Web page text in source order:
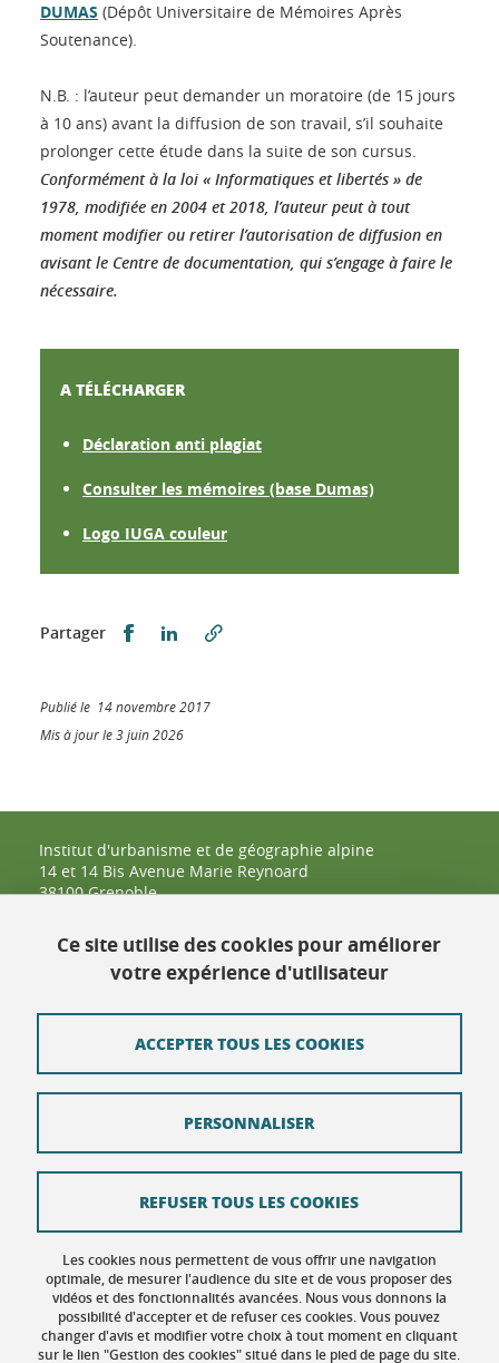
DUMAS (Dépôt Universitaire de Mémoires Après
Soutenance).
N.B. : l’auteur peut demander un moratoire (de 15 jours
à 10 ans) avant la diffusion de son travail, s’il souhaite
prolonger cette étude dans la suite de son cursus.
Conformément à la loi « Informatiques et libertés » de
1978, modifiée en 2004 et 2018, l’auteur peut à tout
moment modifier ou retirer l’autorisation de diffusion en
avisant le Centre de documentation, qui s’engage à faire le
nécessaire.
A TÉLÉCHARGER
Déclaration anti plagiat
Consulter les mémoires (base Dumas)
Logo IUGA couleur
Partager Partager sur Facebook
Partager sur LinkedIn
Publié le 14 novembre 2017
Mis à jour le 3 juin 2026
Institut d'urbanisme et de géographie alpine
14 et 14 Bis Avenue Marie Reynoard
38100 Grenoble
Crédits
Données personnelles : politique de confidentialité
Politique des Cookies
Gestion des cookies
Accessibilité : non conforme
Ce site utilise des cookies pour améliorer
votre expérience d'utilisateur
Les cookies nous permettent de vous offrir une navigation
optimale, de mesurer l'audience du site et de vous proposer des
vidéos et des fonctionnalités avancées. Nous vous donnons la
possibilité d'accepter et de refuser ces cookies. Vous pouvez
changer d'avis et modifier votre choix à tout moment en cliquant
sur le lien "Gestion des cookies" situé dans le pied de page du site.
ACCEPTER TOUS LES COOKIES
REFUSER TOUS LES COOKIES
PERSONNALISER